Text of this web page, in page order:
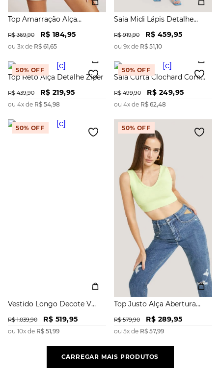
Top Amarração Alça
R$ 369,90 R$ 184,95
ou 3x de R$ 61,65
Saia Midi Lápis Detalhe
R$ 919,90 R$ 459,95
ou 9x de R$ 51,10
50% OFF
Top Reto Alça Detalhe Zíper
R$ 439,90 R$ 219,95
ou 4x de R$ 54,98
50% OFF
Saia Curta Clochard Com
R$ 499,90 R$ 249,95
ou 4x de R$ 62,48
50% OFF
Vestido Longo Decote V
R$ 1.039,90 R$ 519,95
ou 10x de R$ 51,99
50% OFF
Top Justo Alça Abertura
R$ 579,90 R$ 289,95
ou 5x de R$ 57,99